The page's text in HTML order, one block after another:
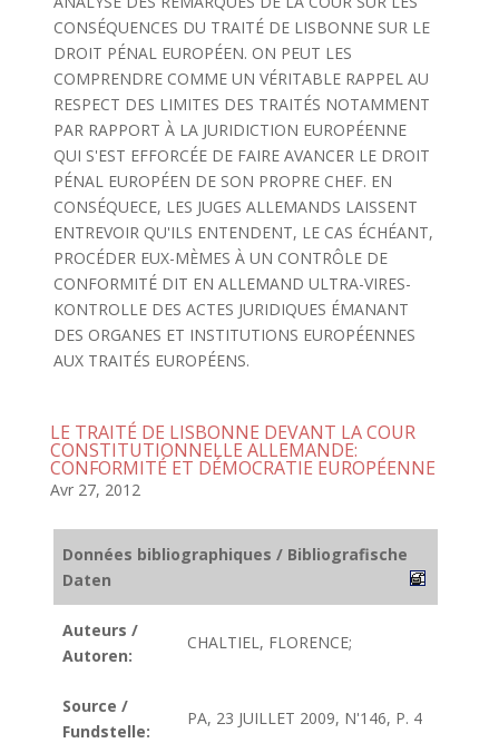
CONSÉQUENCES DU TRAITÉ DE LISBONNE SUR LE
DROIT PÉNAL EUROPÉEN. ON PEUT LES
COMPRENDRE COMME UN VÉRITABLE RAPPEL AU
RESPECT DES LIMITES DES TRAITÉS NOTAMMENT
PAR RAPPORT À LA JURIDICTION EUROPÉENNE
QUI S'EST EFFORCÉE DE FAIRE AVANCER LE DROIT
PÉNAL EUROPÉEN DE SON PROPRE CHEF. EN
CONSÉQUECE, LES JUGES ALLEMANDS LAISSENT
ENTREVOIR QU'ILS ENTENDENT, LE CAS ÉCHÉANT,
PROCÉDER EUX-MÈMES À UN CONTRÔLE DE
CONFORMITÉ DIT EN ALLEMAND ULTRA-VIRES-
KONTROLLE DES ACTES JURIDIQUES ÉMANANT
DES ORGANES ET INSTITUTIONS EUROPÉENNES
AUX TRAITÉS EUROPÉENS.
LE TRAITÉ DE LISBONNE DEVANT LA COUR
CONSTITUTIONNELLE ALLEMANDE:
CONFORMITÉ ET DÉMOCRATIE EUROPÉENNE
Avr 27, 2012
Données bibliographiques / Bibliografische
Daten
Auteurs /
Autoren:
CHALTIEL, FLORENCE;
Source /
Fundstelle:
PA, 23 JUILLET 2009, N'146, P. 4